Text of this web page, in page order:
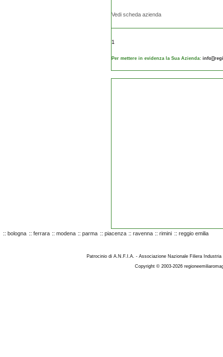
Vedi scheda azienda
1
Per mettere in evidenza la Sua Azienda:
:: bologna :: ferrara :: modena :: parma :: piacenza :: ravenna :: rimini :: reggio emilia
Patrocinio di A.N.F.I.A. - Associazione Nazionale Filiera
Copyright © 2003-2026